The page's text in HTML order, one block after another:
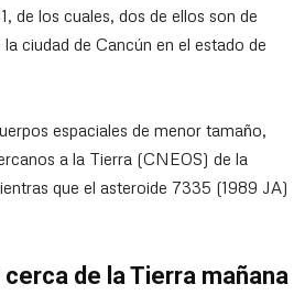
de los cuales, dos de ellos son de
ciudad de Cancún en el estado de
espaciales de menor tamaño,
a la Tierra (CNEOS) de la
que el asteroide 7335 (1989 JA)
de la Tierra mañana